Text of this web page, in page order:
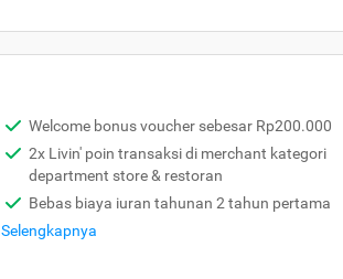
Welcome bonus voucher sebesar Rp200.000
2x Livin' poin transaksi di merchant kategori
department store & restoran
Bebas biaya iuran tahunan 2 tahun pertama
Selengkapnya